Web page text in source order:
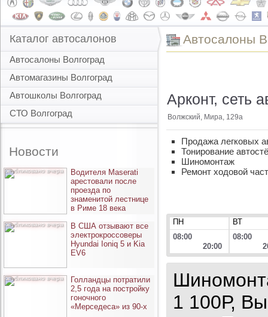
Каталог автосалонов
Автосалоны Волгоград
Автомагазины Волгоград
Автошколы Волгоград
СТО Волгоград
Новости
опубликовано вчера
Водителя Maserati
арестовали после
проезда по
знаменитой лестнице
в Риме 18 века
опубликовано вчера
В США отзывают все
электрокроссоверы
Hyundai Ioniq 5 и Kia
EV6
опубликовано вчера
Голландцы потратили
2,5 года на постройку
гоночного
«Мерседеса» из 90-х
Автоcалоны
Арконт, сеть
Волжский, Мира, 129а
Продажа легковых
Тонирование
Шиномонтаж
Ремонт ходовой
ПН
ВТ
08:00
20:00
08:00
1 100Р,